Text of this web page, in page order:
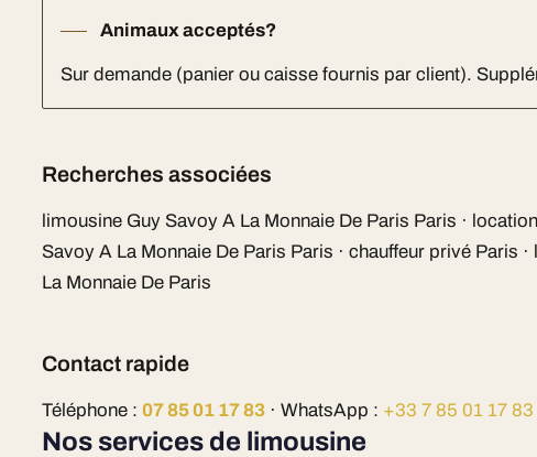
Animaux acceptés?
Sur demande (panier ou caisse fournis par client).
Recherches associées
limousine Guy Savoy A La Monnaie De Paris Paris ·
Savoy A La Monnaie De Paris Paris · chauffeur privé Paris
La Monnaie De Paris
Contact rapide
Téléphone :07 85 01 17 83 · WhatsApp : +33 7 85 01 17 83
Nos services de limousine